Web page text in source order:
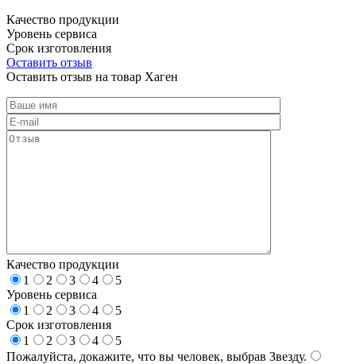
Качество продукции
Уровень сервиса
Срок изготовления
Оставить отзыв
Оставить отзыв на товар Хаген
Качество продукции
1
2 3 4
5
Уровень сервиса
1
2 3 4
5
Срок изготовления
1
2 3 4
5
Пожалуйста, докажите, что вы человек, выбрав Звезду.